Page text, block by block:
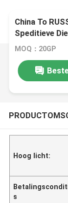
China To
Speditieve
MOQ：20GP
Hoog licht:
s